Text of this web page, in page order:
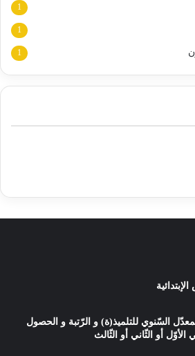
1
1
1
السّنوي للتلميذ(ة) و الرّتبة و الحصول
الأوّل أو الثّاني أو الثّالث